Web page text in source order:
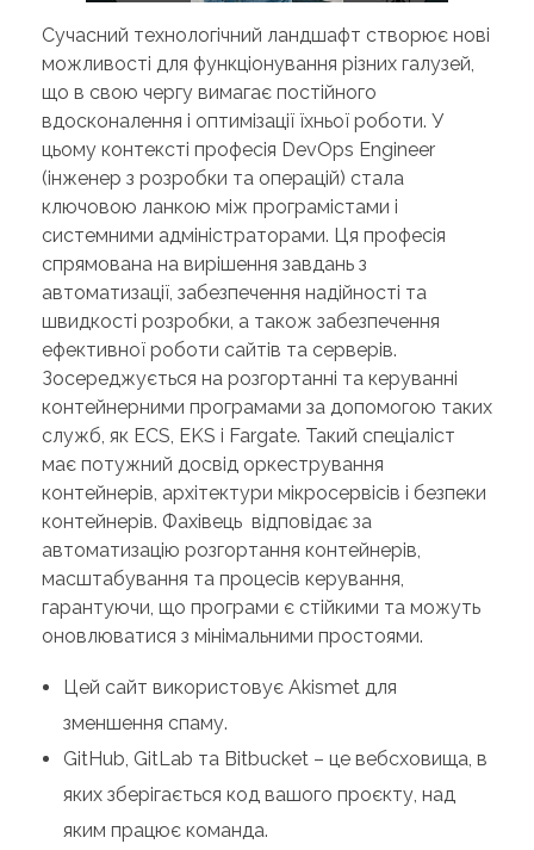
Сучасний технологічний ландшафт створює нові
можливості для функціонування різних галузей,
що в свою чергу вимагає постійного
вдосконалення і оптимізації їхньої роботи. У
цьому контексті професія DevOps Engineer
(інженер з розробки та операцій) стала
ключовою ланкою між програмістами і
системними адміністраторами. Ця професія
спрямована на вирішення завдань з
автоматизації, забезпечення надійності та
швидкості розробки, а також забезпечення
ефективної роботи сайтів та серверів.
Зосереджується на розгортанні та керуванні
контейнерними програмами за допомогою таких
служб, як ECS, EKS і Fargate. Такий спеціаліст
має потужний досвід оркестрування
контейнерів, архітектури мікросервісів і безпеки
контейнерів. Фахівець відповідає за
автоматизацію розгортання контейнерів,
масштабування та процесів керування,
гарантуючи, що програми є стійкими та можуть
оновлюватися з мінімальними простоями.
Цей сайт використовує Akismet для
зменшення спаму.
GitHub, GitLab та Bitbucket – це вебсховища, в
яких зберігається код вашого проєкту, над
яким працює команда.